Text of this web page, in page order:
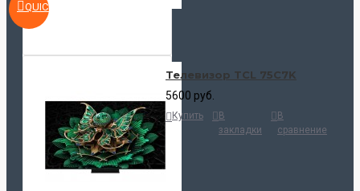
QUICKVIEW
Телевизор TCL 75C7K
5600 руб.
Купить
В
закладки
В
сравнение